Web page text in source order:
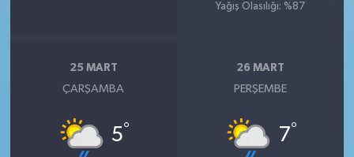
Yağış Olasılığı: %87
25 MART
ÇARŞAMBA
5°
26 MART
PERŞEMBE
7°